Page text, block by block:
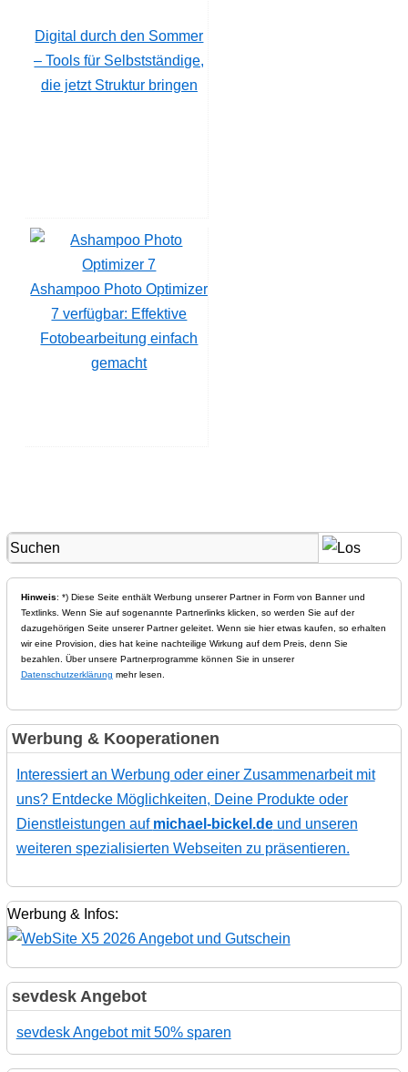
Digital durch den Sommer
– Tools für Selbstständige,
die jetzt Struktur bringen
Ashampoo Photo Optimizer
7 verfügbar: Effektive
Fotobearbeitung einfach
gemacht
Hinweis: *) Diese Seite enthält Werbung unserer Partner in Form von Banner und
Textlinks. Wenn Sie auf sogenannte Partnerlinks klicken, so werden Sie auf der
dazugehörigen Seite unserer Partner geleitet. Wenn sie hier etwas kaufen, so erhalten
wir eine Provision, dies hat keine nachteilige Wirkung auf dem Preis, denn Sie
bezahlen. Über unsere Partnerprogramme können Sie in unserer
Datenschutzerklärung mehr lesen.
Werbung & Kooperationen
Interessiert an Werbung oder einer Zusammenarbeit mit
uns? Entdecke Möglichkeiten, Deine Produkte oder
Dienstleistungen auf michael-bickel.deund unseren
weiteren spezialisierten Webseiten zu präsentieren.
Werbung & Infos:
sevdesk Angebot
sevdesk Angebot mit 50% sparen